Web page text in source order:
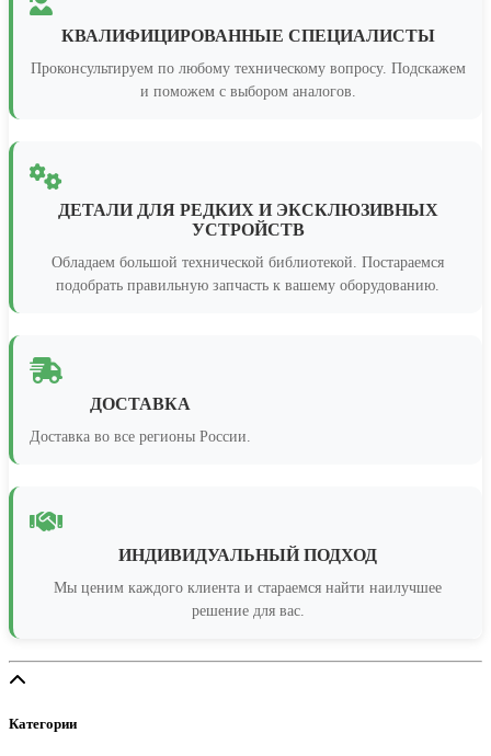
КВАЛИФИЦИРОВАННЫЕ СПЕЦИАЛИСТЫ
Проконсультируем по любому техническому вопросу. Подскажем
и поможем с выбором аналогов.
ДЕТАЛИ ДЛЯ РЕДКИХ И ЭКСКЛЮЗИВНЫХ
УСТРОЙСТВ
Обладаем большой технической библиотекой. Постараемся
подобрать правильную запчасть к вашему оборудованию.
ДОСТАВКА
Доставка во все регионы России.
ИНДИВИДУАЛЬНЫЙ ПОДХОД
Мы ценим каждого клиента и стараемся найти наилучшее
решение для вас.
Категории